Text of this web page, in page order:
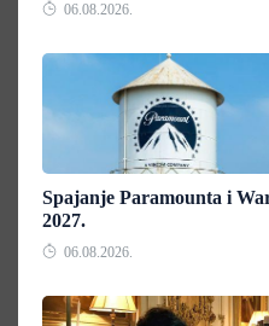
06.08.2026.
Spajanje Paramounta i
2027.
06.08.2026.